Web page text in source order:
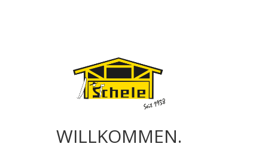
WILLKOMMEN.